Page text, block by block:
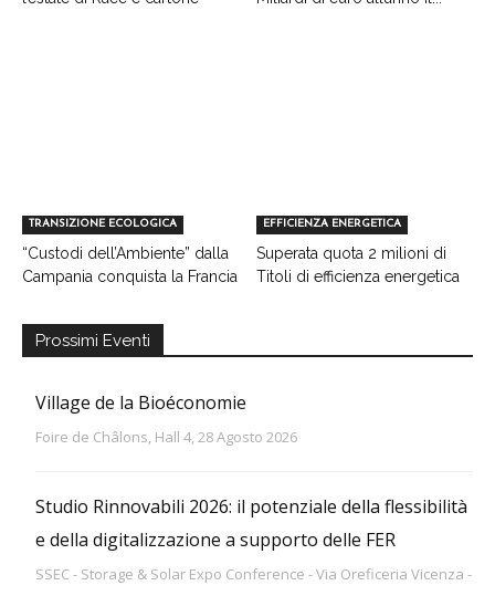
TRANSIZIONE ECOLOGICA
“Custodi dell’Ambiente” dalla
Campania conquista la Francia
EFFICIENZA ENERGETICA
Superata quota 2 milioni di
Titoli di efficienza energetica
Prossimi Eventi
Village de la Bioéconomie
Foire de Châlons, Hall 4, 28 Agosto 2026
Studio Rinnovabili 2026: il potenziale della flessibilità
e della digitalizzazione a supporto delle FER
SSEC - Storage & Solar Expo Conference - Via Oreficeria Vicenza -